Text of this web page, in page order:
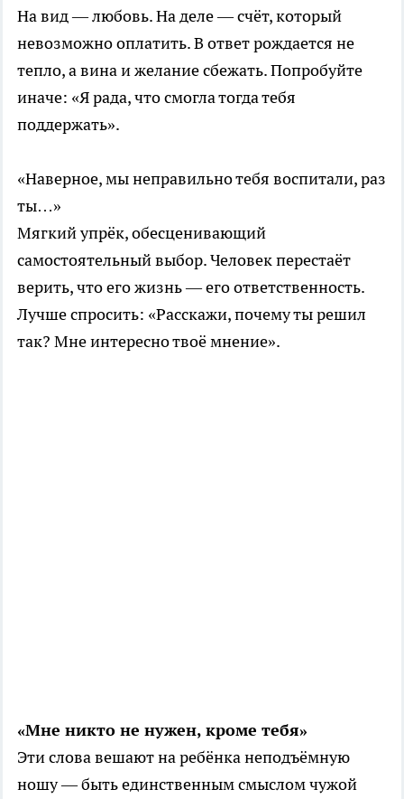
На вид — любовь. На деле — счёт, который
невозможно оплатить. В ответ рождается не
тепло, а вина и желание сбежать. Попробуйте
иначе: «Я рада, что смогла тогда тебя
поддержать».
«Наверное, мы неправильно тебя воспитали, раз
ты…»
Мягкий упрёк, обесценивающий
самостоятельный выбор. Человек перестаёт
верить, что его жизнь — его ответственность.
Лучше спросить: «Расскажи, почему ты решил
так? Мне интересно твоё мнение».
«Мне никто не нужен, кроме тебя»
Эти слова вешают на ребёнка неподъёмную
ношу — быть единственным смыслом чужой